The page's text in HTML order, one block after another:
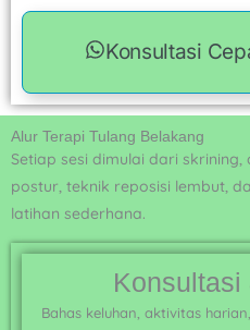
Konsultasi
Alur Terapi Tulang Belakang
Setiap sesi dimulai dari
postur, teknik reposisi lembut,
latihan sederhana.
Konsultasi
Bahas keluhan, aktivitas